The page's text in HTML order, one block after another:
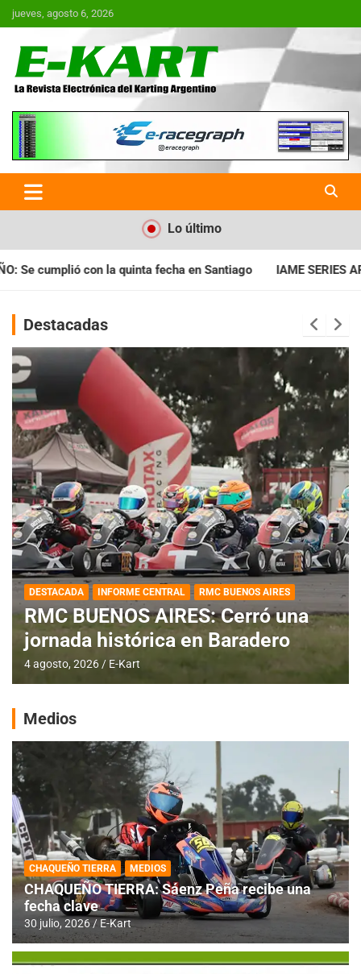
Saltar
al
jueves, agosto 6, 2026
E-Kart.com.ar | La Revista
Electrónica del Karting en
Argentina
Lo último
en Santiago IAME SERIES ARGENTINA: Horarios para la
Destacadas
DESTACADA INFORME CENTRAL RMC BUENOS AIRES
RMC BUENOS AIRES: Cerró una
jornada histórica en Baradero
4 agosto, 2026 E-Kart
Medios
CHAQUEÑO TIERRA MEDIOS
CHAQUEÑO TIERRA: Sáenz Peña recibe una
fecha clave
30 julio, 2026 E-Kart